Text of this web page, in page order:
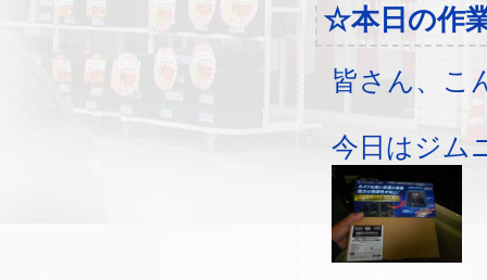
☆本日の作
皆さん、こ
今日はジム